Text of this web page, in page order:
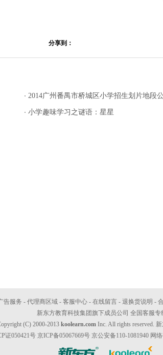
分享到：
2014广州番禺市桥城区小学招生划片地段
小学趣味学习之谜语：星星
告服务 - 代理商区域 - 客服中心 - 在线留言 - 退换货说明 -
新东方教育科技集团旗下成员公司 全国客服专
(C) 2000-2013 koolearn.com Inc. All rights reserved.
证050421号 京ICP备05067669号京公安备110-1081940 网